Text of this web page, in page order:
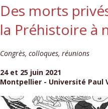
Des morts
la Préhistoire à
Congrès, colloques, réunions
24 et 25 juin 2021
Montpellier - Université Paul